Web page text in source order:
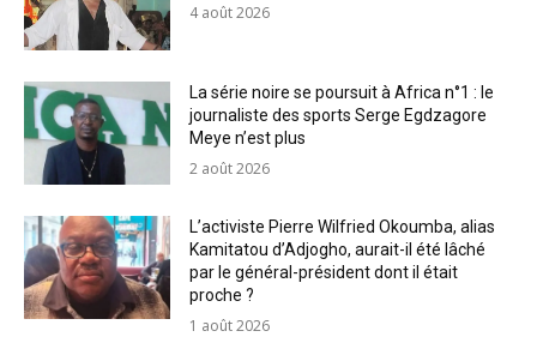
4 août 2026
La série noire se poursuit à Africa n°1 : le
journaliste des sports Serge Egdzagore
Meye n’est plus
2 août 2026
L’activiste Pierre Wilfried Okoumba, alias
Kamitatou d’Adjogho, aurait-il été lâché
par le général-président dont il était
proche ?
1 août 2026